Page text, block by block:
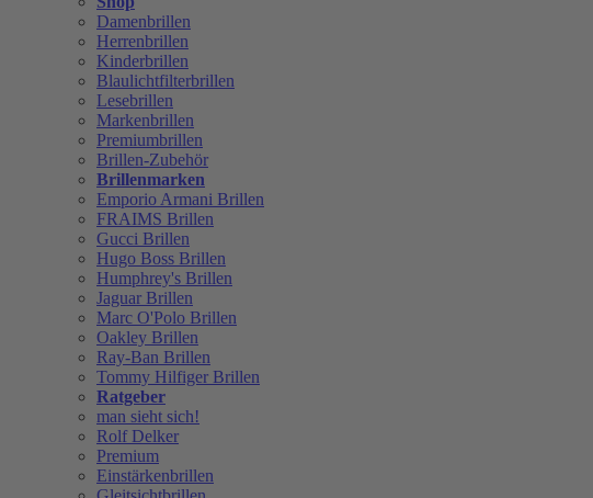
Damenbrillen
Herrenbrillen
Kinderbrillen
Blaulichtfilterbrillen
Lesebrillen
Markenbrillen
Premiumbrillen
Brillen-Zubehör
Brillenmarken
Emporio Armani Brillen
FRAIMS Brillen
Gucci Brillen
Hugo Boss Brillen
Humphrey's Brillen
Jaguar Brillen
Marc O'Polo Brillen
Oakley Brillen
Ray-Ban Brillen
Tommy Hilfiger Brillen
Ratgeber
man sieht sich!
Rolf Delker
Premium
Einstärkenbrillen